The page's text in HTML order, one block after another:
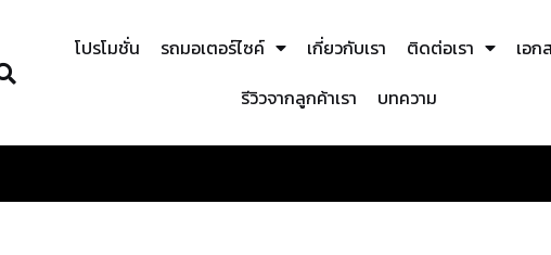
โปรโมชั่น รถมอเตอร์ไซค์ เกี่ยวกับเรา ติดต่อเรา
เอก
รีวิวจากลูกค้าเรา
บทความ